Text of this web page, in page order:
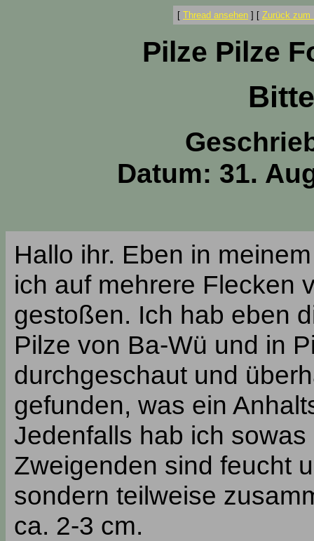
[ Thread ansehen ] [ Zurück zum
Pilze Pilze
Datum: 31.
Hallo ihr. Eben in
ich auf mehrere Flecken
gestoßen. Ich hab eben
Pilze von Ba-Wü und in
durchgeschaut und
gefunden, was ein
Jedenfalls hab ich
Zweigenden sind feucht
sondern teilweise
ca. 2-3 cm.